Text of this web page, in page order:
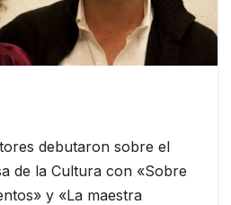
debutaron sobre el
de la Cultura con «Sobre
y «La maestra